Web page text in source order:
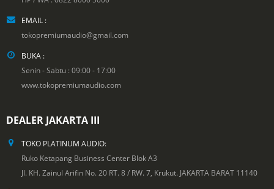
EMAIL :
tokopremiumaudio@gmail.com
BUKA :
Senin - Sabtu : 09:00 - 17:00
www.tokopremiumaudio.com
DEALER JAKARTA III
TOKO PLATINUM AUDIO:
Ruko Ketapang Business Center Blok A3
Jl. KH. Zainul Arifin No. 20 RT. 8 / RW. 7, Krukut. JAKARTA BARAT 11140